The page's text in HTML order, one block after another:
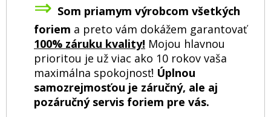
⇒ Som priamym výrobcom všetkých
foriem a preto vám dokážem garantovať
100% záruku kvality! Mojou hlavnou
prioritou je už viac ako 10 rokov vaša
maximálna spokojnosť! Úplnou
samozrejmosťou je záručný, ale aj
pozáručný servis foriem pre vás.